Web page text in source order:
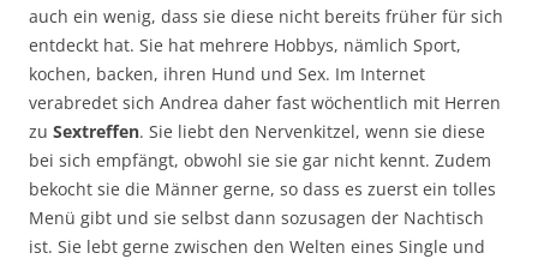
auch ein wenig, dass sie diese nicht bereits früher für sich
entdeckt hat. Sie hat mehrere Hobbys, nämlich Sport,
kochen, backen, ihren Hund und Sex. Im Internet
verabredet sich Andrea daher fast wöchentlich mit Herren
zu Sextreffen. Sie liebt den Nervenkitzel, wenn sie diese
bei sich empfängt, obwohl sie sie gar nicht kennt. Zudem
bekocht sie die Männer gerne, so dass es zuerst ein tolles
Menü gibt und sie selbst dann sozusagen der Nachtisch
ist. Sie lebt gerne zwischen den Welten eines Single und